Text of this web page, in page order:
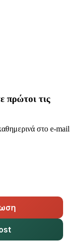
πρώτοι τις
στο e-mail